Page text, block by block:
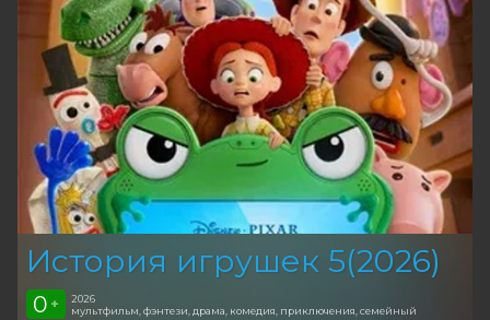
История игрушек 5(2026)
0 +
2026
мультфильм, фэнтези, драма, комедия, приключения, семейный